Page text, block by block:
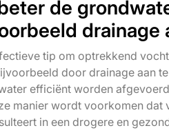
de
drainage
tip om optrekkend
door drainage aan
efficiënt worden
manier wordt voorkomen
in een drogere en